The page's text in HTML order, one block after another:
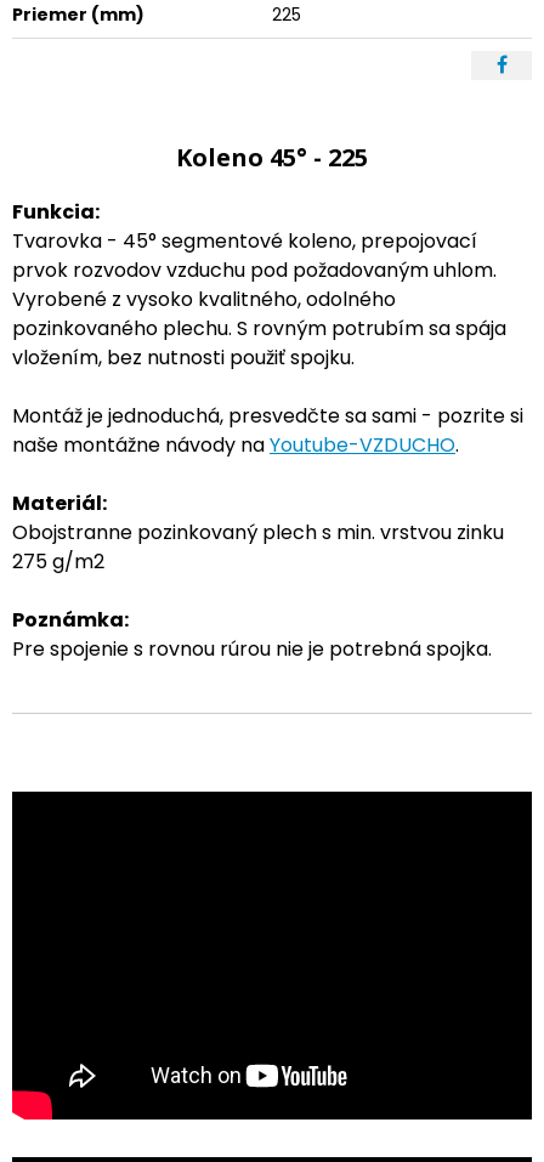
Priemer (mm)
225
Koleno 45° - 225
Funkcia:
Tvarovka - 45° segmentové koleno, prepojovací
prvok rozvodov vzduchu pod požadovaným uhlom.
Vyrobené z vysoko kvalitného, odolného
pozinkovaného plechu. S rovným potrubím sa spája
vložením, bez nutnosti použiť spojku.
Montáž je jednoduchá, presvedčte sa sami - pozrite si
naše montážne návody naYoutube-VZDUCHO.
Materiál:
Obojstranne pozinkovaný plech s min. vrstvou zinku
275 g/m2
Poznámka:
Pre spojenie s rovnou rúrou nie je potrebná spojka.